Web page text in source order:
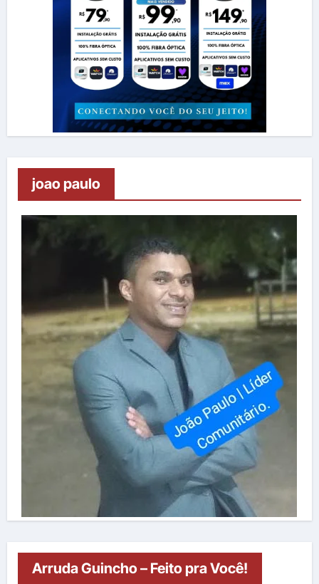
joao paulo
Arruda Guincho – Feito pra Você!